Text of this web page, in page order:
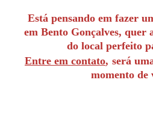
Está pensando em fazer
em Bento Gonçalves, quer
do local perfeito
Entre em contato, será
momento de